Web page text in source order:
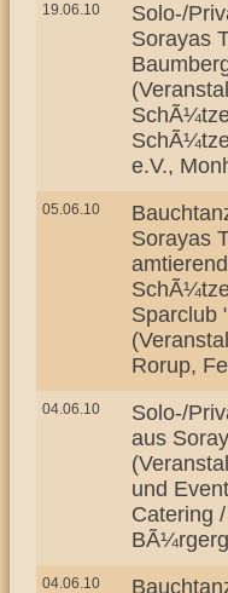
19.06.10
Solo-/
Sorayas
e.V.,
05.06.10
Sorayas
Sparclub
Rorup,
04.06.10
Solo-/
aus
und
Catering
04.06.10